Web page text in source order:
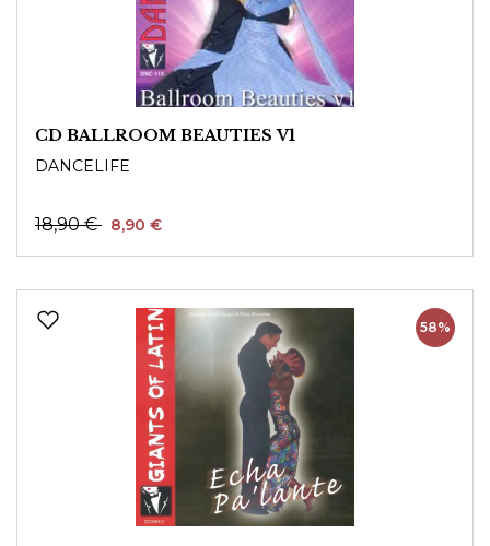
CD BALLROOM BEAUTIES V1
DANCELIFE
18,90 € 8,90 €
58%